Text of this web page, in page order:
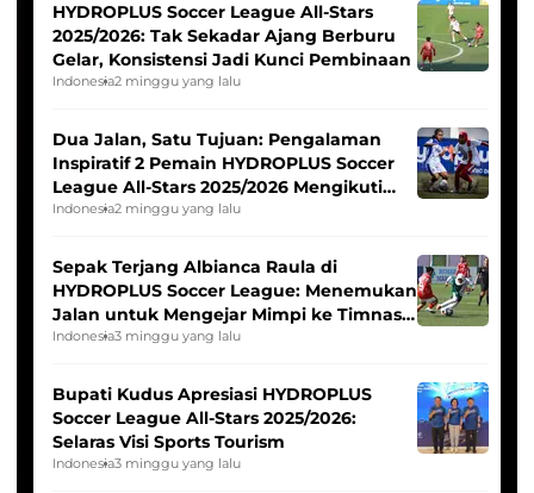
HYDROPLUS Soccer League All-Stars
2025/2026: Tak Sekadar Ajang Berburu
Gelar, Konsistensi Jadi Kunci Pembinaan
Indonesia2 minggu yang lalu
Dua Jalan, Satu Tujuan: Pengalaman
Inspiratif 2 Pemain HYDROPLUS Soccer
League All-Stars 2025/2026 Mengikuti
Seleksi Timnas Indonesia Putri
Indonesia2 minggu yang lalu
Sepak Terjang Albianca Raula di
HYDROPLUS Soccer League: Menemukan
Jalan untuk Mengejar Mimpi ke Timnas
Indonesia Putri
Indonesia3 minggu yang lalu
Bupati Kudus Apresiasi HYDROPLUS
Soccer League All-Stars 2025/2026:
Selaras Visi Sports Tourism
Indonesia3 minggu yang lalu